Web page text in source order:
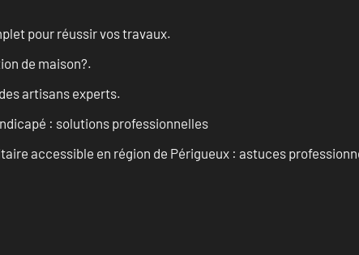
pour réussir vos travaux.
de maison?.
artisans experts.
: solutions professionnelles
accessible en région de Périgueux : astuces